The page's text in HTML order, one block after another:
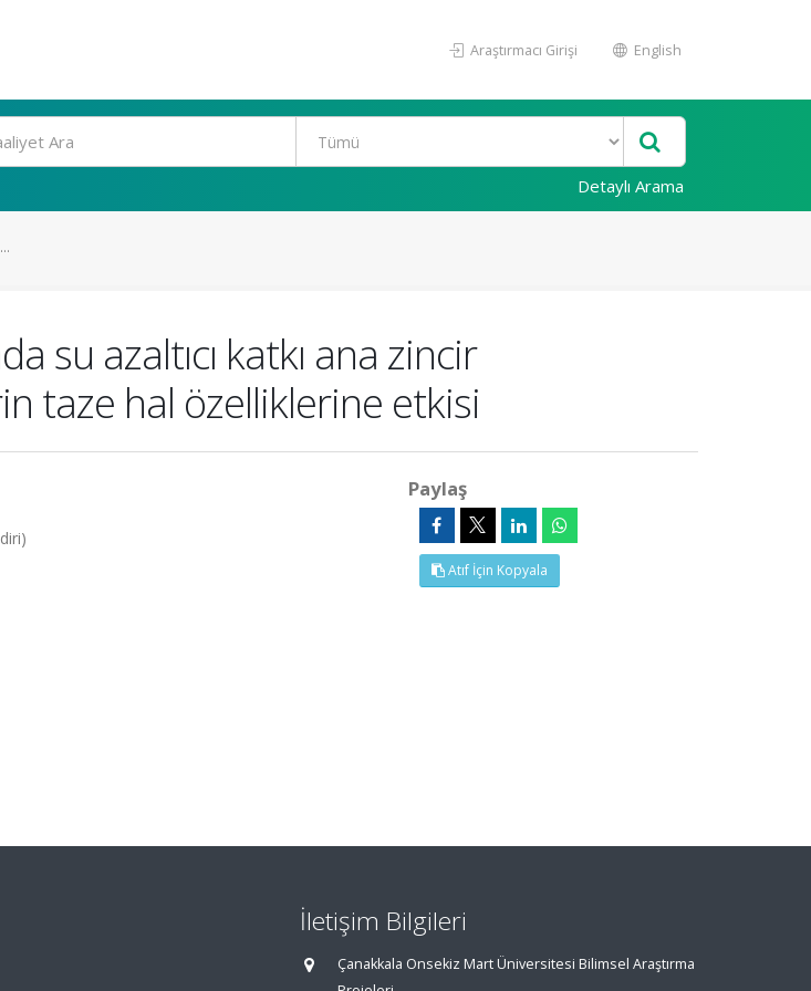
Araştırmacı Girişi English
Detaylı Arama
su azaltıcı katkı ana zincir
taze hal özelliklerine etkisi
Paylaş
Atıf İçin Kopyala
İletişim Bilgileri
Çanakkala Onsekiz Mart Üniversitesi Bilimsel Araştırma